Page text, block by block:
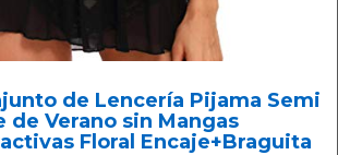
de Lencería Pijama Semi
de Verano sin Mangas
Floral Encaje+Braguita